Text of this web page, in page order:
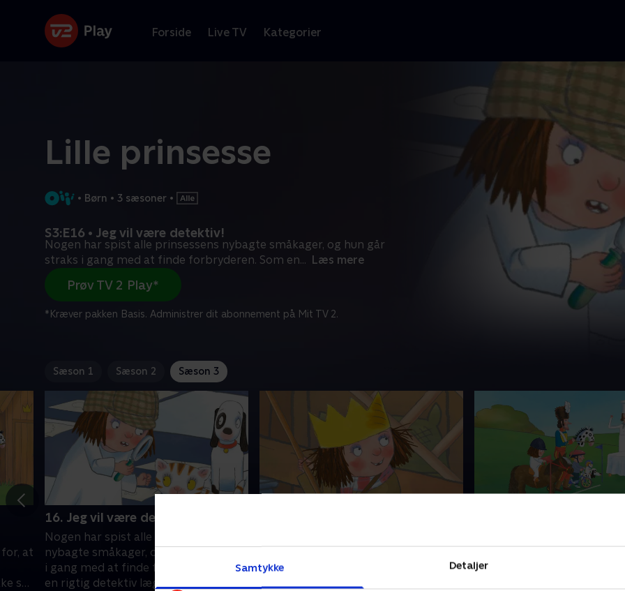
Samtykke Detaljer
Forside Live TV Kategorier
Lille prinsesse
• Børn • 3 sæsoner •
S3:E16 • Jeg vil være detektiv!
Nogen har spist alle prinsessens nybagte småkager, og hun går
straks i gang med at finde forbryderen. Som en... Læs mere
Prøv TV 2 Play*
*Kræver pakken Basis. Administrer dit abonnement på Mit TV 2.
Sæson 1 Sæson 2 Sæson 3
at
så
16. Jeg vil være detektiv!
Nogen har spist alle prinsessens
nybagte småkager, og hun går straks
i gang med at finde forbryderen. Som
en rigtig detektiv lægger prinsessen
nemme at få øje på, når de hele tiden
flyver væk!
sikker på, at hun og Hopsa